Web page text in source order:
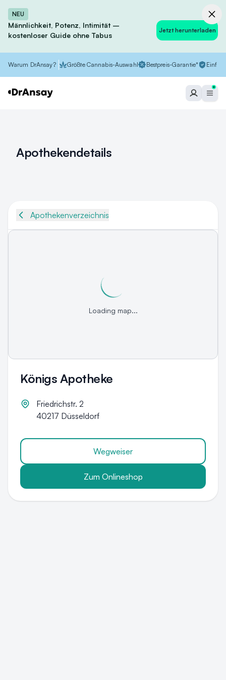
NEU
Männlichkeit, Potenz, Intimität –
kostenloser Guide ohne Tabus
Jetzt herunterladen
Warum DrAnsay? Größte Cannabis-Auswahl Bestpreis-Garantie*
Apothekendetails
Apothekenverzeichnis
Loading map...
Königs Apotheke
Friedrichstr. 2
40217 Düsseldorf
Wegweiser
Zum Onlineshop